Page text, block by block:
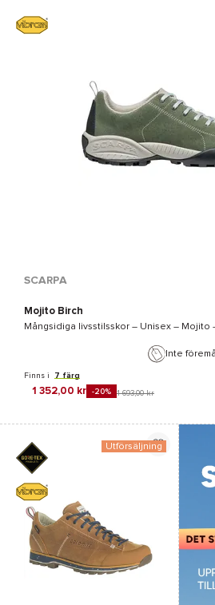
SCARPA
Mojito Birch
Mångsidiga livsstilsskor – Unisex – Mojito
Inte
1 352,00 kr -20% 1 693,00 kr
Finns i 7 färg
Utförsäljning